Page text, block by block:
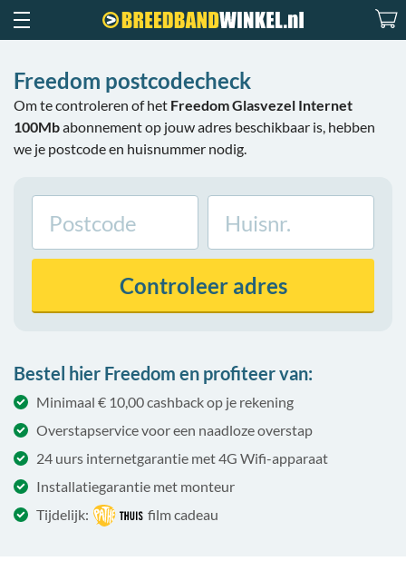
Freedom postcodecheck
Om te controleren of het Freedom Glasvezel Internet
100Mbabonnement op jouw adres beschikbaar is, hebben
we je postcode en huisnummer nodig.
Controleeradres
Bestel hier Freedom en profiteer van:
Minimaal € 10,00 cashback op je rekening
Overstapservice voor een naadloze overstap
24 uurs internetgarantie met 4G Wifi-apparaat
Installatiegarantie met monteur
Tijdelijk:
film cadeau